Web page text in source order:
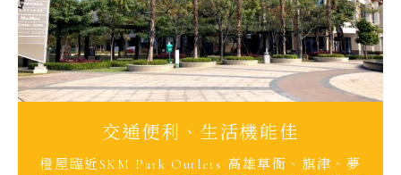
交通便利、生活機能佳
橙屋臨近SKM Park Outlets 高雄草衙、旗津、夢